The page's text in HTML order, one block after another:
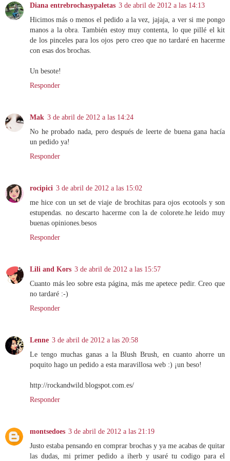
Diana entrebrochasypaletas 3 de abril de 2012 a las 14:13
Hicimos más o menos el pedido a la vez, jajaja, a ver si me pongo
manos a la obra. También estoy muy contenta, lo que pillé el kit
de los pinceles para los ojos pero creo que no tardaré en hacerme
con esas dos brochas.
Un besote!
Responder
Mak 3 de abril de 2012 a las 14:24
No he probado nada, pero después de leerte de buena gana hacía
un pedido ya!
Responder
rocipici 3 de abril de 2012 a las 15:02
me hice con un set de viaje de brochitas para ojos ecotools y son
estupendas. no descarto hacerme con la de colorete.he leido muy
buenas opiniones.besos
Responder
Lili and Kors 3 de abril de 2012 a las 15:57
Cuanto más leo sobre esta página, más me apetece pedir. Creo que
no tardaré :-)
Responder
Lenne 3 de abril de 2012 a las 20:58
Le tengo muchas ganas a la Blush Brush, en cuanto ahorre un
poquito hago un pedido a esta maravillosa web :) ¡un beso!
http://rockandwild.blogspot.com.es/
Responder
montsedoes 3 de abril de 2012 a las 21:19
Justo estaba pensando en comprar brochas y ya me acabas de quitar
las dudas, mi primer pedido a iherb y usaré tu codigo para el